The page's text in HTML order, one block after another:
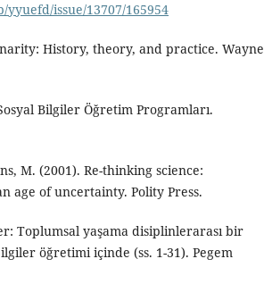
issue/13707/165954
History, theory, and practice. Wayne
Bilgiler Öğretim Programları.
M. (2001). Re-thinking science:
age of uncertainty. Polity Press.
Toplumsal yaşama disiplinlerarası bir
öğretimi içinde (ss. 1-31). Pegem